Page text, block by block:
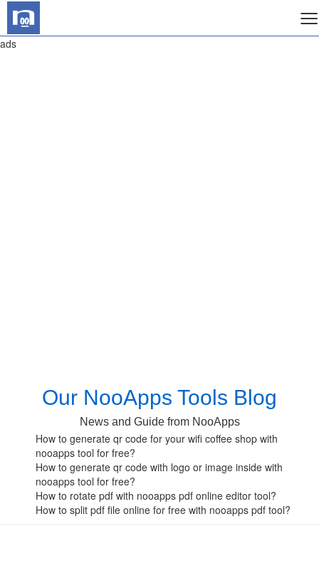
≡
ads
Our NooApps Tools Blog
News and Guide from NooApps
How to generate qr code for your wifi coffee shop with
nooapps tool for free?
How to generate qr code with logo or image inside with
nooapps tool for free?
How to rotate pdf with nooapps pdf online editor tool?
How to split pdf file online for free with nooapps pdf tool?